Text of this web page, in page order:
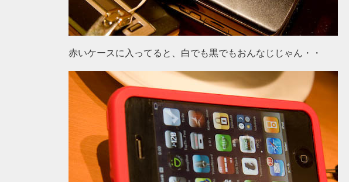
赤いケースに入ってると、白でも黒でもおんなじじゃん・・